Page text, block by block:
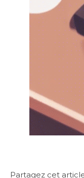
Partagez cet